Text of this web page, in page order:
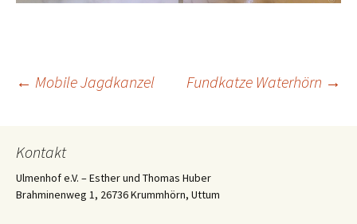
Beitrags-
Navigation
← Mobile Jagdkanzel Fundkatze Waterhörn →
Kontakt
Ulmenhof e.V. – Esther und Thomas Huber
Brahminenweg 1, 26736 Krummhörn, Uttum